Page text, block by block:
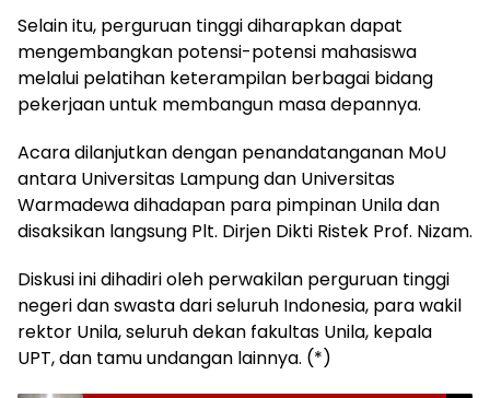
Selain itu, perguruan tinggi diharapkan dapat
mengembangkan potensi-potensi mahasiswa
melalui pelatihan keterampilan berbagai bidang
pekerjaan untuk membangun masa depannya.
Acara dilanjutkan dengan penandatanganan MoU
antara Universitas Lampung dan Universitas
Warmadewa dihadapan para pimpinan Unila dan
disaksikan langsung Plt. Dirjen Dikti Ristek Prof. Nizam.
Diskusi ini dihadiri oleh perwakilan perguruan tinggi
negeri dan swasta dari seluruh Indonesia, para wakil
rektor Unila, seluruh dekan fakultas Unila, kepala
UPT, dan tamu undangan lainnya. (*)